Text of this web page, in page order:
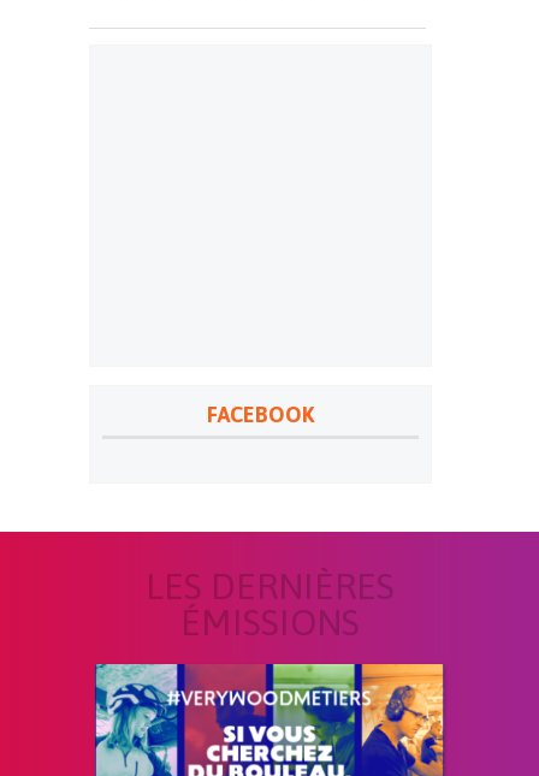
FACEBOOK
LES DERNIÈRES
ÉMISSIONS